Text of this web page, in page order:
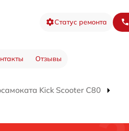
Статус ремонта
Отзывы
Kick Scooter C80